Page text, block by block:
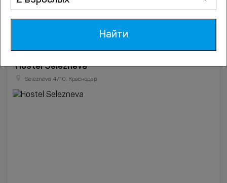
Hostel Selezneva
Selezneva 4/10, Краснодар
Найти